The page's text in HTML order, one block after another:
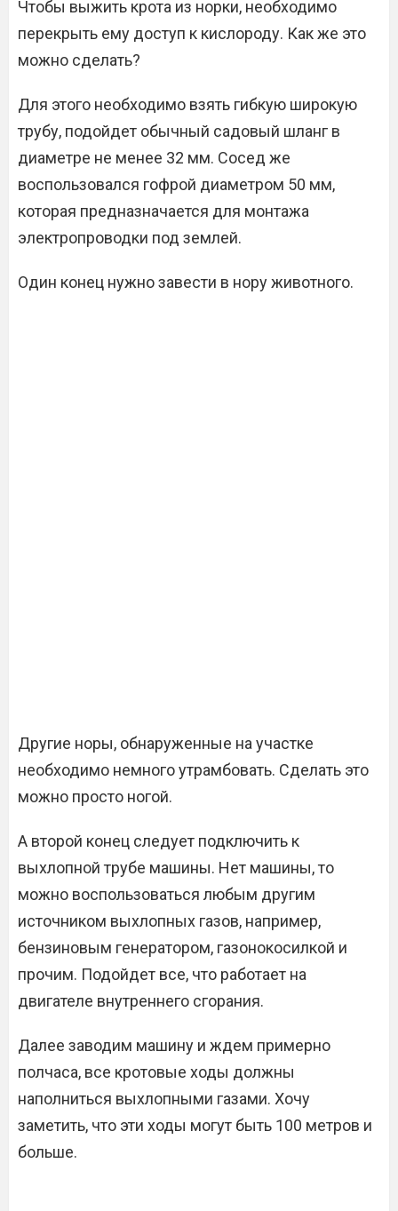
Чтобы выжить крота из норки, необходимо
перекрыть ему доступ к кислороду. Как же это
можно сделать?
Для этого необходимо взять гибкую широкую
трубу, подойдет обычный садовый шланг в
диаметре не менее 32 мм. Сосед же
воспользовался гофрой диаметром 50 мм,
которая предназначается для монтажа
электропроводки под землей.
Один конец нужно завести в нору животного.
Другие норы, обнаруженные на участке
необходимо немного утрамбовать. Сделать это
можно просто ногой.
А второй конец следует подключить к
выхлопной трубе машины. Нет машины, то
можно воспользоваться любым другим
источником выхлопных газов, например,
бензиновым генератором, газонокосилкой и
прочим. Подойдет все, что работает на
двигателе внутреннего сгорания.
Далее заводим машину и ждем примерно
полчаса, все кротовые ходы должны
наполниться выхлопными газами. Хочу
заметить, что эти ходы могут быть 100 метров и
больше.